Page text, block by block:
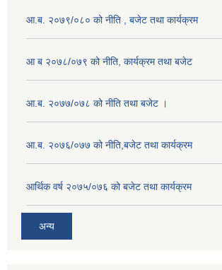
आ.ब. २०७९/०८० को नीति , बजेट तथा कार्यक्रम
आ ब २०७८/०७९ को नीति, कार्यक्रम तथा बजेट
आ.ब. २०७७/०७८ को नीति तथा बजेट ।
आ.ब. २०७६/०७७ को नीति,बजेट तथा कार्यक्रम
आर्थिक वर्ष २०७५/०७६ को बजेट तथा कार्यक्रम
अन्य